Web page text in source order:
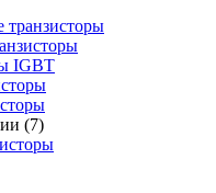
транзисторы
IGBT
(7)